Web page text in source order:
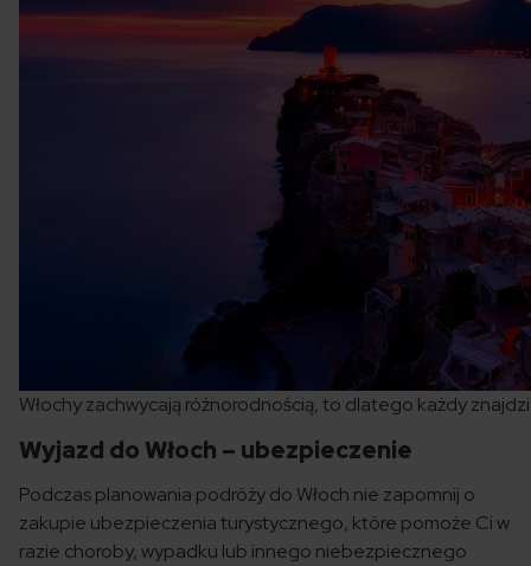
Włochy zachwycają różnorodnością, to dlatego każdy
Wyjazd do Włoch – ubezpieczenie
Podczas planowania podróży do Włoch nie zapomnij o
zakupie ubezpieczenia turystycznego, które pomoże Ci w
razie choroby, wypadku lub innego niebezpiecznego